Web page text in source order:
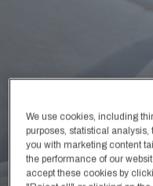
We use cookies, including
purposes, statistical
you with marketing content
the performance of our
accept these cookies by